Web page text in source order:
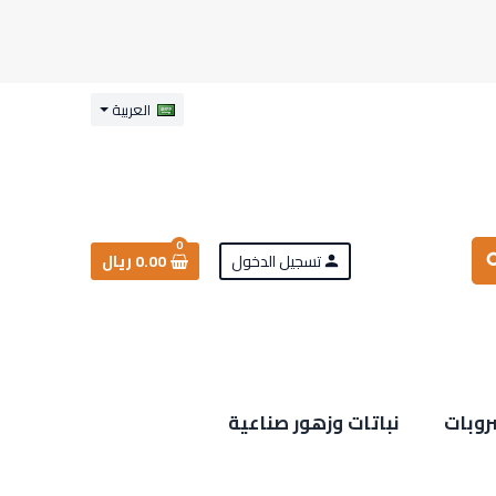
العربية
person تسجيل الدخول
0
0.00 ريال
نباتات وزهور صناعية